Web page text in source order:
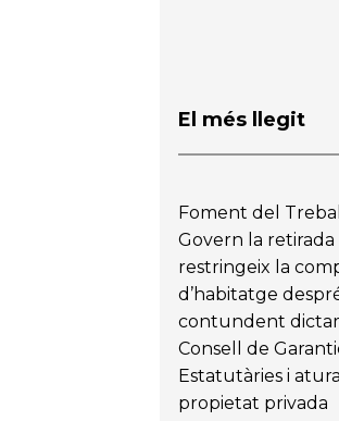
El més llegit
Foment del
Govern la
restringeix la
d’habitatge
contundent
Consell de
Estatutàries i
propietat privada